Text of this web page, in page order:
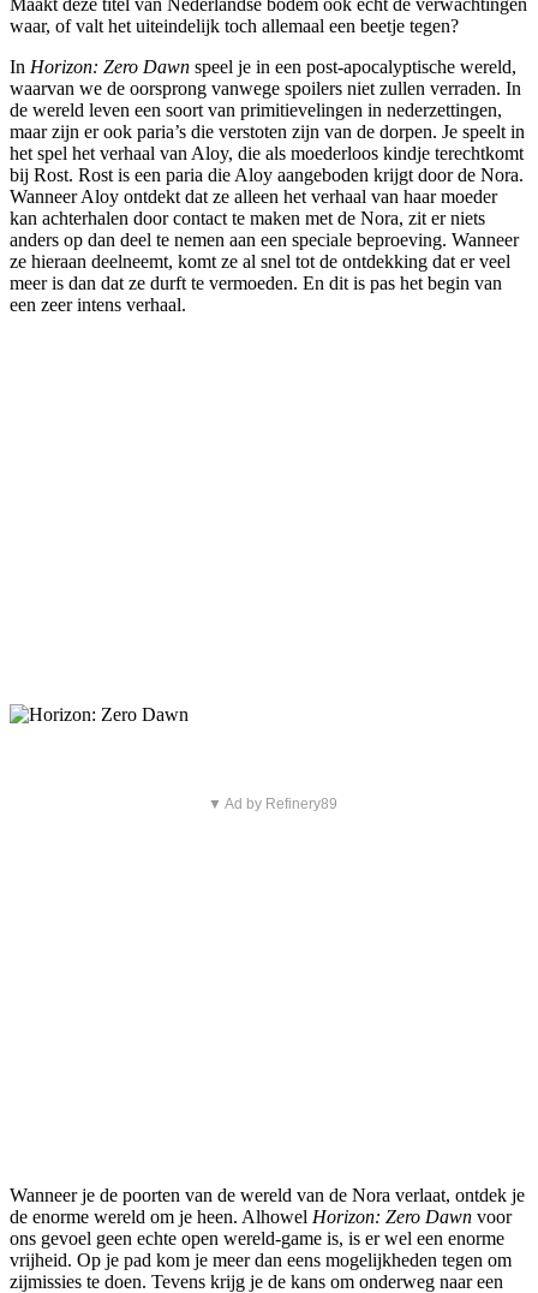
Maakt deze titel van Nederlandse bodem ook echt de verwachtingen
waar, of valt het uiteindelijk toch allemaal een beetje tegen?
In Horizon: Zero Dawn speel je in een post-apocalyptische wereld,
waarvan we de oorsprong vanwege spoilers niet zullen verraden. In
de wereld leven een soort van primitievelingen in nederzettingen,
maar zijn er ook paria’s die verstoten zijn van de dorpen. Je speelt in
het spel het verhaal van Aloy, die als moederloos kindje terechtkomt
bij Rost. Rost is een paria die Aloy aangeboden krijgt door de Nora.
Wanneer Aloy ontdekt dat ze alleen het verhaal van haar moeder
kan achterhalen door contact te maken met de Nora, zit er niets
anders op dan deel te nemen aan een speciale beproeving. Wanneer
ze hieraan deelneemt, komt ze al snel tot de ontdekking dat er veel
meer is dan dat ze durft te vermoeden. En dit is pas het begin van
een zeer intens verhaal.
▼ Ad by Refinery89
Wanneer je de poorten van de wereld van de Nora verlaat, ontdek je
de enorme wereld om je heen. Alhowel Horizon: Zero Dawn voor
ons gevoel geen echte open wereld-game is, is er wel een enorme
vrijheid. Op je pad kom je meer dan eens mogelijkheden tegen om
zijmissies te doen. Tevens krijg je de kans om onderweg naar een